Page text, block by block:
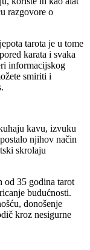
razgovore o
tarota je u tome
karata i svaka
informacijskog
smiriti i
kavu, izvuku
njihov način
skrolaju
od 35 godina tarot
budućnosti.
donošenje
kroz nesigurne